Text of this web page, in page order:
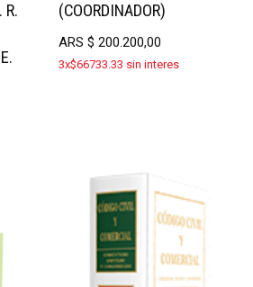
R.
(COORDINADOR)
ARS$ 200.200,00
3x$66733.33 sin interes